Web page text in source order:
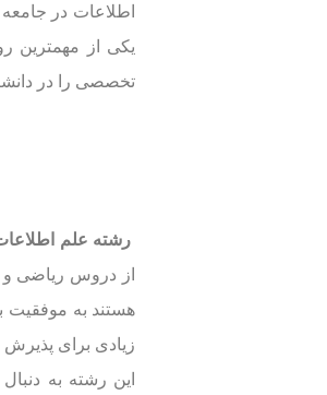
اطلاعات در
یکی از مهمترین
تخصصی را در
رشته علم
از دروس ریاضی و
هستند به موفقیت
زیادی برای پذیرش
این رشته به